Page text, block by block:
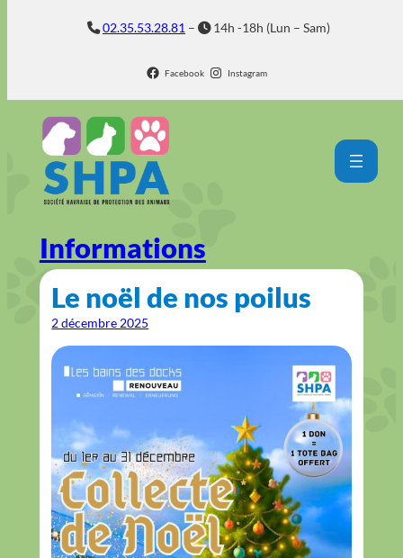
02.35.53.28.81 – 14h -18h (Lun – Sam)
Facebook Instagram
Informations
Le noël de nos poilus
2 décembre 2025